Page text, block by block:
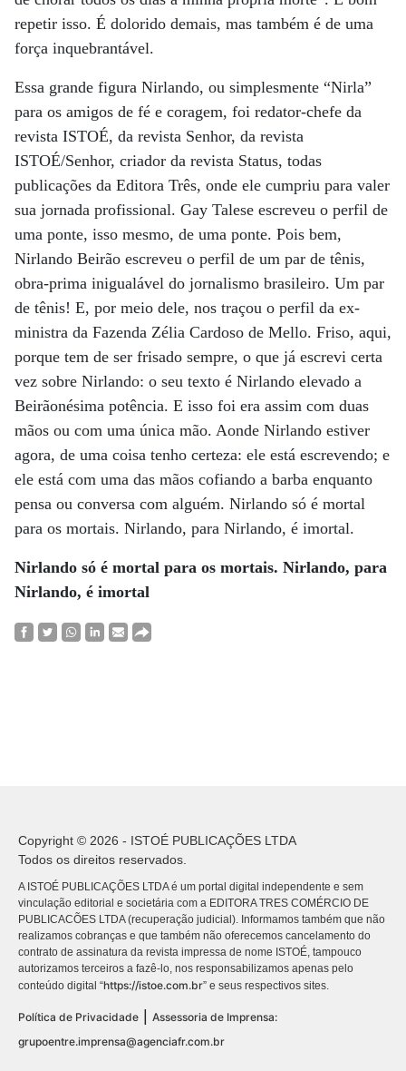
repetir isso. É dolorido demais, mas também é de uma
força inquebrantável.
Essa grande figura Nirlando, ou simplesmente “Nirla”
para os amigos de fé e coragem, foi redator-chefe da
revista ISTOÉ, da revista Senhor, da revista
ISTOÉ/Senhor, criador da revista Status, todas
publicações da Editora Três, onde ele cumpriu para valer
sua jornada profissional. Gay Talese escreveu o perfil de
uma ponte, isso mesmo, de uma ponte. Pois bem,
Nirlando Beirão escreveu o perfil de um par de tênis,
obra-prima inigualável do jornalismo brasileiro. Um par
de tênis! E, por meio dele, nos traçou o perfil da ex-
ministra da Fazenda Zélia Cardoso de Mello. Friso, aqui,
porque tem de ser frisado sempre, o que já escrevi certa
vez sobre Nirlando: o seu texto é Nirlando elevado a
Beirãonésima potência. E isso foi era assim com duas
mãos ou com uma única mão. Aonde Nirlando estiver
agora, de uma coisa tenho certeza: ele está escrevendo; e
ele está com uma das mãos cofiando a barba enquanto
pensa ou conversa com alguém. Nirlando só é mortal
para os mortais. Nirlando, para Nirlando, é imortal.
Nirlando só é mortal para os mortais. Nirlando, para
Nirlando, é imortal
Copyright © 2026 - ISTOÉ PUBLICAÇÕES LTDA
Todos os direitos reservados.
A ISTOÉ PUBLICAÇÕES LTDA é um portal digital independente e sem
vinculação editorial e societária com a EDITORA TRES COMÉRCIO DE
PUBLICACÕES LTDA (recuperação judicial). Informamos também que não
realizamos cobranças e que também não oferecemos cancelamento do
contrato de assinatura da revista impressa de nome ISTOÉ, tampouco
autorizamos terceiros a fazê-lo, nos responsabilizamos apenas pelo
conteúdo digital “https://istoe.com.br” e seus respectivos sites.
Política de Privacidade
Assessoria de Imprensa:
grupoentre.imprensa@agenciafr.com.br